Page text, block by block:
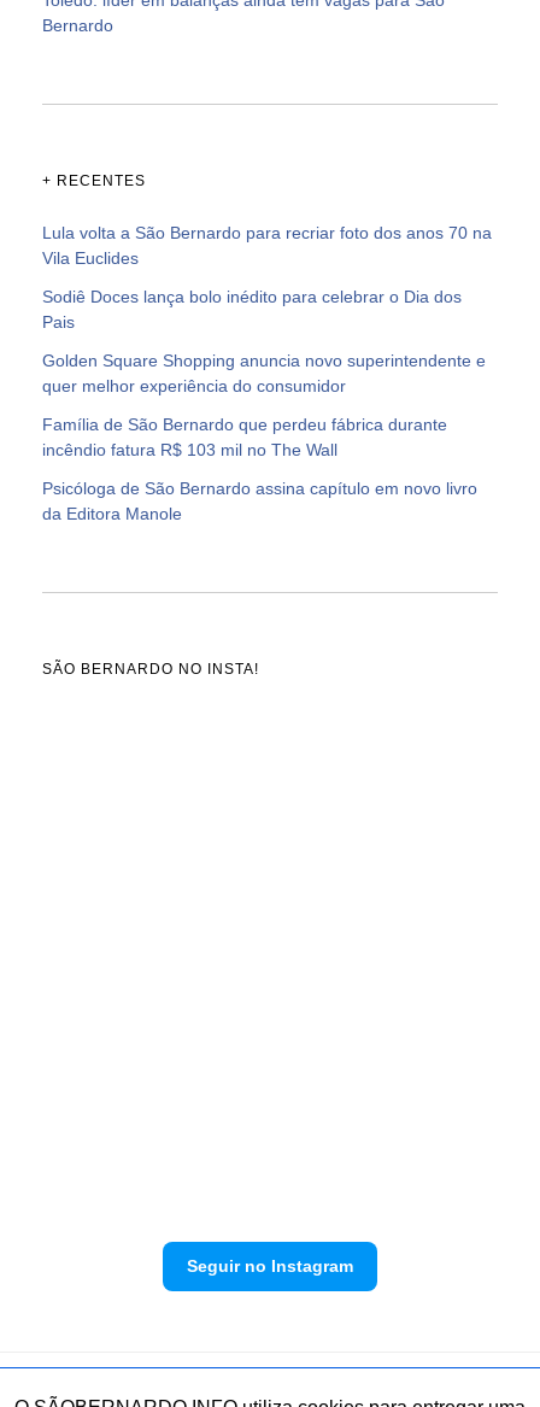
Bernardo
+ RECENTES
Lula volta a São Bernardo para recriar foto dos anos 70 na
Vila Euclides
Sodiê Doces lança bolo inédito para celebrar o Dia dos
Pais
Golden Square Shopping anuncia novo superintendente e
quer melhor experiência do consumidor
Família de São Bernardo que perdeu fábrica durante
incêndio fatura R$ 103 mil no The Wall
Psicóloga de São Bernardo assina capítulo em novo livro
da Editora Manole
SÃO BERNARDO NO INSTA!
Seguir no Instagram
Política de privacidade Envie sua denúncia